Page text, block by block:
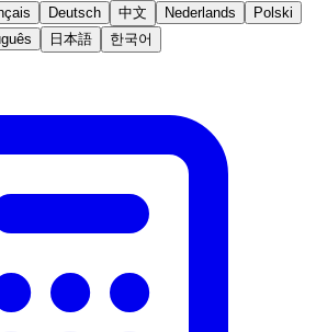
Deutsch 中文 Nederlands
Polski
日本語 한국어